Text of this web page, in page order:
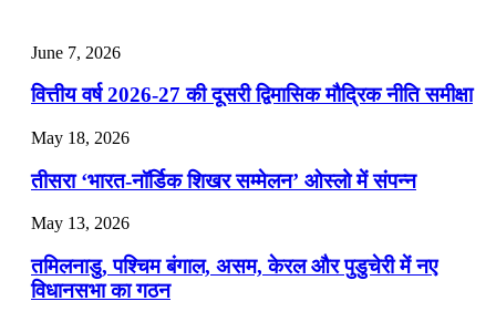
July 22, 2026
📝 डेली करेंट अफेयर्स: 19-21 जुलाई 2026
July 19, 2026
📝 डेली करेंट अफेयर्स: 16-18 जुलाई 2026
July 16, 2026
📝 डेली करेंट अफेयर्स: 13-15 जुलाई 2026
June 7, 2026
वित्तीय वर्ष 2026-27 की दूसरी द्विमासिक मौद्रिक नीति समीक्षा
May 18, 2026
तीसरा ‘भारत-नॉर्डिक शिखर सम्मेलन’ ओस्लो में संपन्न
May 13, 2026
तमिलनाडु, पश्चिम बंगाल, असम, केरल और पुडुचेरी में नए
विधानसभा का गठन